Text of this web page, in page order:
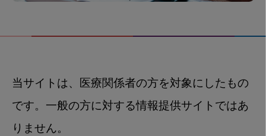
当サイトは、医療関係者の方を対象にしたもの
です。一般の方に対する情報提供サイトではあ
りません。